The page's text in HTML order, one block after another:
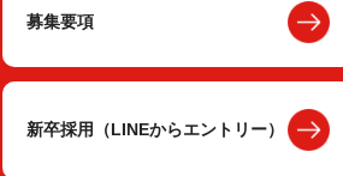
募集要項
新卒採用（LINEからエントリー）